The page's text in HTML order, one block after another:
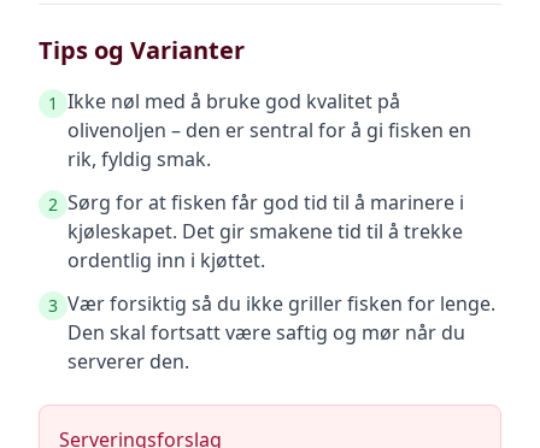
Tips og Varianter
1 Ikke nøl med å bruke god kvalitet på
olivenoljen – den er sentral for å gi fisken en
rik, fyldig smak.
2 Sørg for at fisken får god tid til å marinere i
kjøleskapet. Det gir smakene tid til å trekke
ordentlig inn i kjøttet.
3 Vær forsiktig så du ikke griller fisken for lenge.
Den skal fortsatt være saftig og mør når du
serverer den.
Serveringsforslag